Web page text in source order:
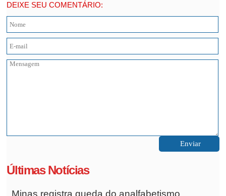
DEIXE SEU COMENTÁRIO:
Últimas Notícias
Minas registra queda do analfabetismo